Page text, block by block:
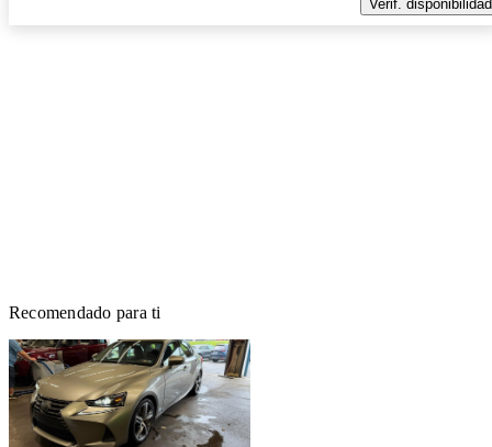
Verif. disponibilidad
Recomendado para ti